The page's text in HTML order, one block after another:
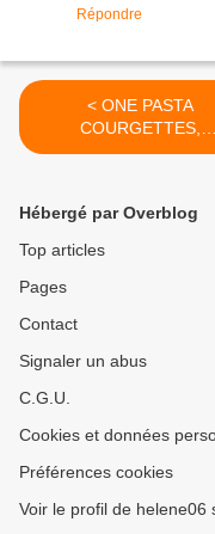
Répondre
< ONE PASTA
COURGETTES,
CHAMPIGNONS ET
Hébergé par Overblog
Top articles
Pages
Contact
Signaler un abus
C.G.U.
Cookies et données
Préférences cookies
Voir le profil de helene06